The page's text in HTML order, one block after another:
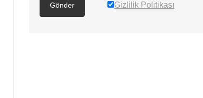
Gönder Gizlilik Politikası